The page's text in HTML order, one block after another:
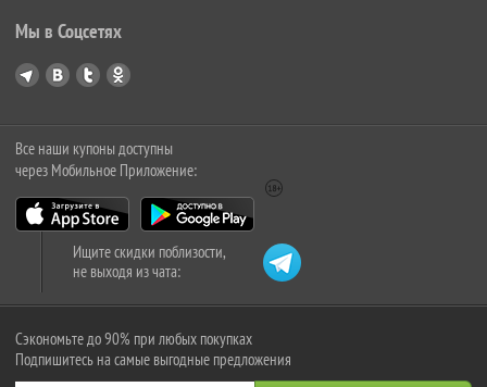
Мы в Соцсетях
Все наши купоны доступны
через Мобильное Приложение:
Ищите скидки поблизости,
не выходя из чата:
Сэкономьте до 90% при любых покупках
Подпишитесь на самые выгодные предложения